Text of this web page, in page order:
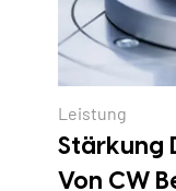
Leistung
Stärkung
Von CW